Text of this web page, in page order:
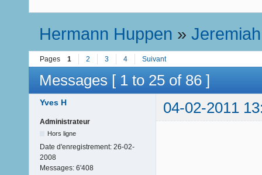
Hermann Huppen »Jeremiah
Pages 1 2 3 4 Suivant
Messages [ 1 to 25 of 86 ]
Yves H 04-02-2011
Administrateur
Hors ligne
Date d'enregistrement: 26-02-
2008
Messages: 6'408